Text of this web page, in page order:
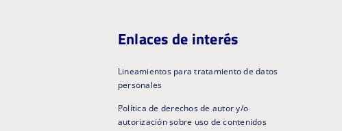
Enlaces de interés
Lineamientos para tratamiento de datos
personales
Política de derechos de autor y/o
autorización sobre uso de contenidos